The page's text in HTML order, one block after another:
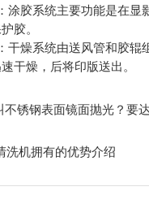
涂胶系统主要功能是在显
胶。
干燥系统由送风管和胶辊
干燥，后将印版送出。
不锈钢表面镜面抛光？要
洗机拥有的优势介绍